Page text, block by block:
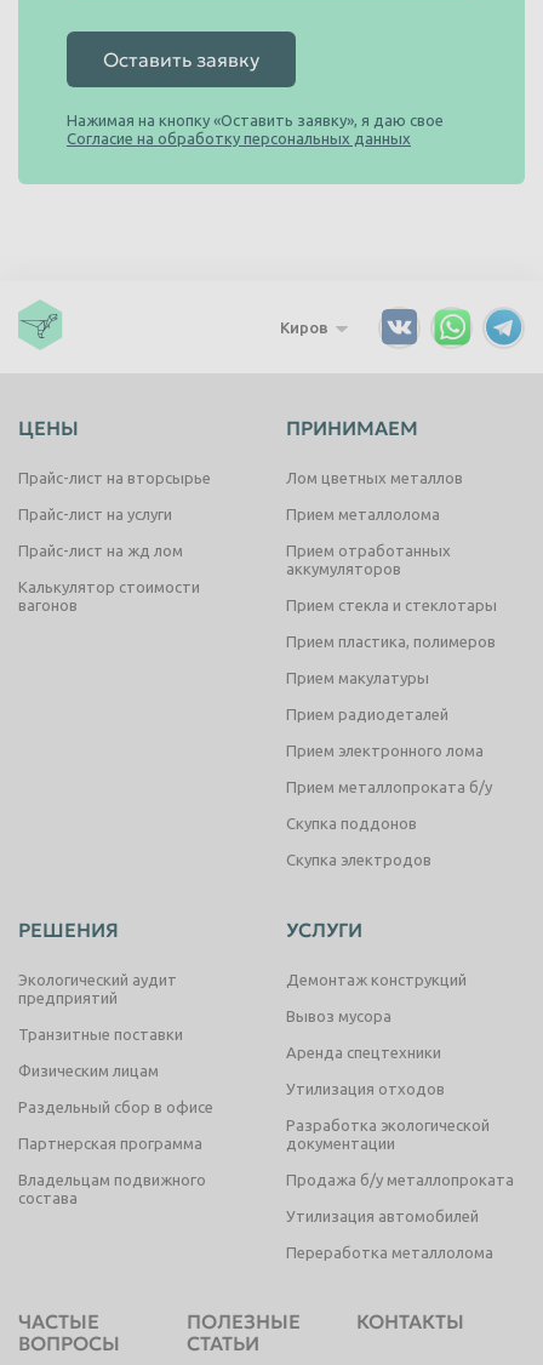
Оставить заявку
Нажимая на кнопку «Оставить заявку», я даю свое
Согласие на обработку персональных данных
Киров
ЦЕНЫ
Прайс-лист на вторсырье
Прайс-лист на услуги
Прайс-лист на жд лом
Калькулятор стоимости
вагонов
ПРИНИМАЕМ
Лом цветных металлов
Прием металлолома
Прием отработанных
аккумуляторов
Прием стекла и стеклотары
Прием пластика, полимеров
Прием макулатуры
Прием радиодеталей
Прием электронного лома
Прием металлопроката б/у
Скупка поддонов
Скупка электродов
РЕШЕНИЯ
Экологический аудит
предприятий
Транзитные поставки
Физическим лицам
Раздельный сбор в офисе
Партнерская программа
Владельцам подвижного
состава
УСЛУГИ
Демонтаж конструкций
Вывоз мусора
Аренда спецтехники
Утилизация отходов
Разработка экологической
документации
Продажа б/у металлопроката
Утилизация автомобилей
Переработка металлолома
ЧАСТЫЕ
ВОПРОСЫ
ПОЛЕЗНЫЕ
СТАТЬИ
КОНТАКТЫ